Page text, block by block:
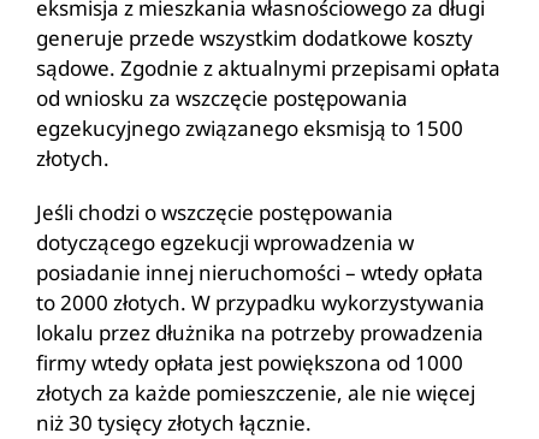
eksmisja z mieszkania własnościowego za długi
generuje przede wszystkim dodatkowe koszty
sądowe. Zgodnie z aktualnymi przepisami opłata
od wniosku za wszczęcie postępowania
egzekucyjnego związanego eksmisją to 1500
złotych.
Jeśli chodzi o wszczęcie postępowania
dotyczącego egzekucji wprowadzenia w
posiadanie innej nieruchomości – wtedy opłata
to 2000 złotych. W przypadku wykorzystywania
lokalu przez dłużnika na potrzeby prowadzenia
firmy wtedy opłata jest powiększona od 1000
złotych za każde pomieszczenie, ale nie więcej
niż 30 tysięcy złotych łącznie.